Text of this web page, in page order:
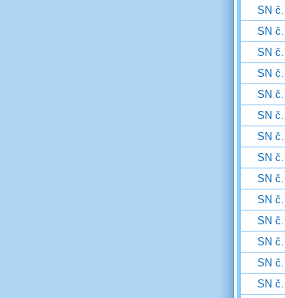
SN
SN
SN
SN
SN
SN
SN
SN
SN
SN
SN
SN
SN
SN